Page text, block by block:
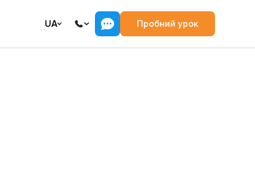
UA Пробний урок